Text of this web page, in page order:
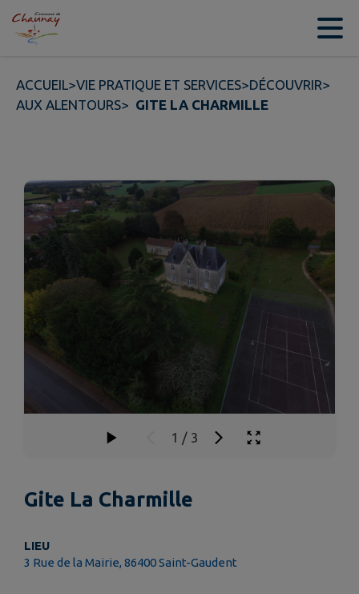
Contenu
ACCUEIL>VIE PRATIQUE ET SERVICES>DÉCOUVRIR>
AUX ALENTOURS> GITE LA CHARMILLE
1 / 3
Gite La Charmille
LIEU
3 Rue de la Mairie, 86400 Saint-Gaudent